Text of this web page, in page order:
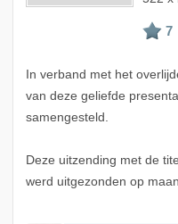
In verband met het
van deze geliefde
samengesteld.
Deze uitzending met de
werd uitgezonden op